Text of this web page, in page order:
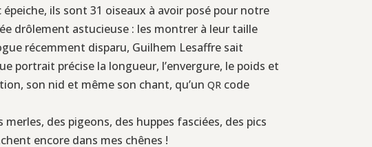
ils sont 31 oiseaux à avoir posé pour notre
drôlement astucieuse : les montrer à leur taille
récemment disparu, Guilhem Lesaffre sait
portrait précise la longueur, l’envergure, le poids et
son nid et même son chant, qu’unQR code
des pigeons, des huppes fasciées, des pics
encore dans mes chênes !